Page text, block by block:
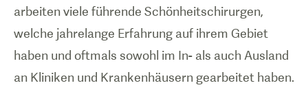
arbeiten viele führende Schönheitschirurgen,
welche jahrelange Erfahrung auf ihrem Gebiet
haben und oftmals sowohl im In- als auch Ausland
an Kliniken und Krankenhäusern gearbeitet haben.